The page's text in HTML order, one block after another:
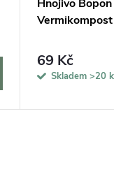
Hnojivo
69 Kč
Skladem >20